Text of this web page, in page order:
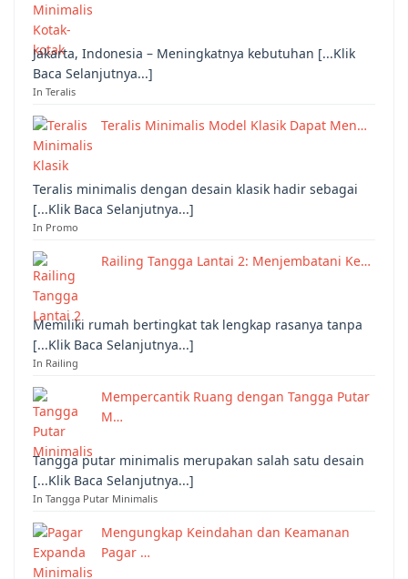
Jakarta, Indonesia – Meningkatnya kebutuhan [...Klik
Baca Selanjutnya...]
In Teralis
Teralis Minimalis Model Klasik Dapat Men…
Teralis minimalis dengan desain klasik hadir sebagai
[...Klik Baca Selanjutnya...]
In Promo
Railing Tangga Lantai 2: Menjembatani Ke…
Memiliki rumah bertingkat tak lengkap rasanya tanpa
[...Klik Baca Selanjutnya...]
In Railing
Mempercantik Ruang dengan Tangga Putar
M…
Tangga putar minimalis merupakan salah satu desain
[...Klik Baca Selanjutnya...]
In Tangga Putar Minimalis
Mengungkap Keindahan dan Keamanan
Pagar …